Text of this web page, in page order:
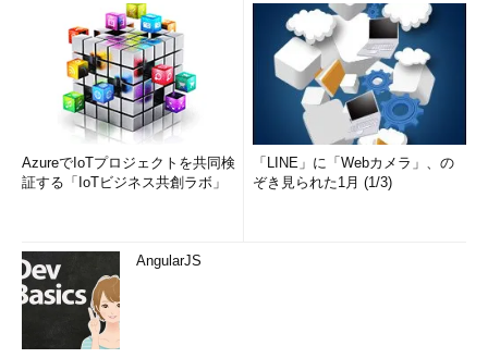
AzureでIoTプロジェクトを共同検
証する「IoTビジネス共創ラボ」
「LINE」に「Webカメラ」、の
ぞき見られた1月 (1/3)
AngularJS